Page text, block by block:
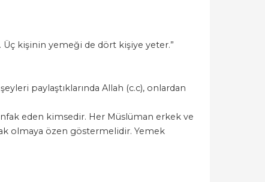
Üç kişinin yemeği de dört kişiye yeter.”
paylaştıklarında Allah (c.c), onlardan
eden kimsedir. Her Müslüman erkek ve
olmaya özen göstermelidir. Yemek